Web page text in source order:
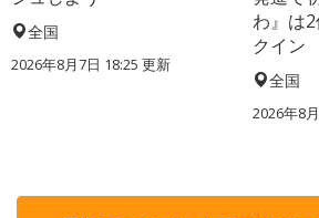
全国
2026年8月7日 18:25 更新
わ』は
クイン
全国
2026年8